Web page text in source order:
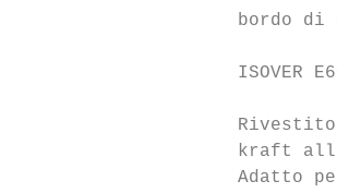
bordo di
ISOVER
kraft
Adatto